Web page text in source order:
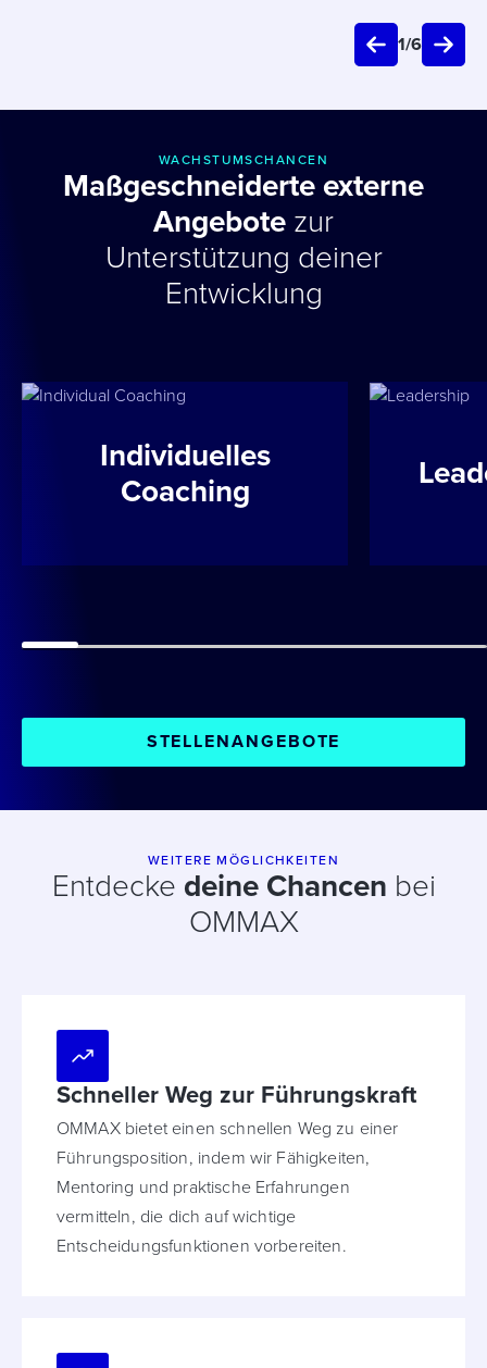
1/6
WACHSTUMSCHANCEN
Maßgeschneiderte externe
Angebote zur
Unterstützung deiner
Entwicklung
Individuelles
Coaching
STELLENANGEBOTE
WEITERE MÖGLICHKEITEN
Entdecke deine Chancen bei
OMMAX
Schneller Weg zur Führungskraft
OMMAX bietet einen schnellen Weg zu einer
Führungsposition, indem wir Fähigkeiten,
Mentoring und praktische Erfahrungen
vermitteln, die dich auf wichtige
Entscheidungsfunktionen vorbereiten.